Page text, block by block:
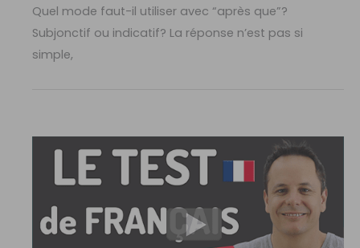
Quel mode faut-il utiliser avec “après que”?
Subjonctif ou indicatif? La réponse n’est pas si
simple,